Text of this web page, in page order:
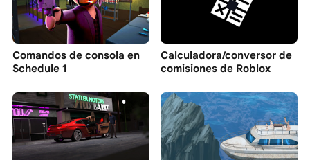
Comandos de consola en
Schedule 1
Calculadora/conversor de
comisiones de Roblox